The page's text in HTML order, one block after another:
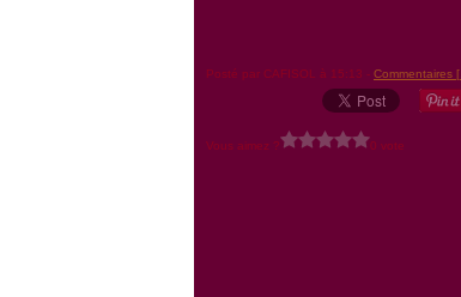
Posté par CAFISOL à 15:13 - Commentaires [
Vous aimez ? 0 vote